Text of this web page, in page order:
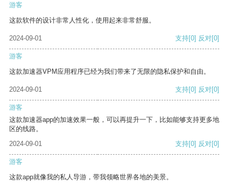
游客
这款软件的设计非常人性化，使用起来非常舒服。
2024-09-01 支持[0] 反对[0]
游客
这款加速器VPM应用程序已经为我们带来了无限的隐私保护和自由。
2024-09-01 支持[0] 反对[0]
游客
这款加速器app的加速效果一般，可以再提升一下，比如能够支持更多地
区的线路。
2024-09-01
支持[0] 反对[0]
游客
这款app就像我的私人导游，带我领略世界各地的美景。